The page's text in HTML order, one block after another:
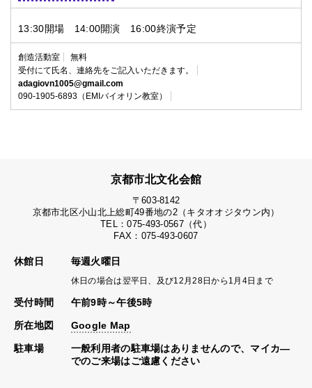
13:30開場 14:00開演 16:00終演予定
創造活動室
無料
受付にて氏名、連絡先をご記入いただきます。
adagiovn1005@gmail.com
090-1905-6893（EMIバイオリン教室）
京都市北文化会館
〒603-8142
京都市北区小山北上総町49番地の2（キタオオジタウン内）
TEL：075-493-0567（代）
FAX：075-493-0607
休館日 毎週火曜日
休日の場合は翌平日、及び12月28日から1月4日まで
受付時間 午前9時～午後5時
所在地図 Google Map
駐車場
一般利用者の駐車場はありませんので、マイカ―
でのご来場はご遠慮ください